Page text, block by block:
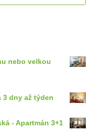
nebo velkou
3 dny až týden
- Apartmán 3+1